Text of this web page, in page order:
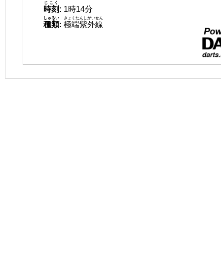
時刻
じこく
: 1時14分
種類
しゅるい
: 極端紫外線
きょくたんしがいせん